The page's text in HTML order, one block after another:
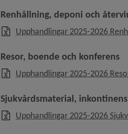
Renhållning, deponi och
Upphandlingar 2025-2026
Resor, boende och konferens
Upphandlingar 2025-2026
Sjukvårdsmaterial,
Upphandlingar 2025-2026